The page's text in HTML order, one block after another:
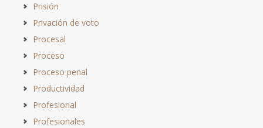
Prisión
Privación de voto
Procesal
Proceso
Proceso penal
Productividad
Profesional
Profesionales